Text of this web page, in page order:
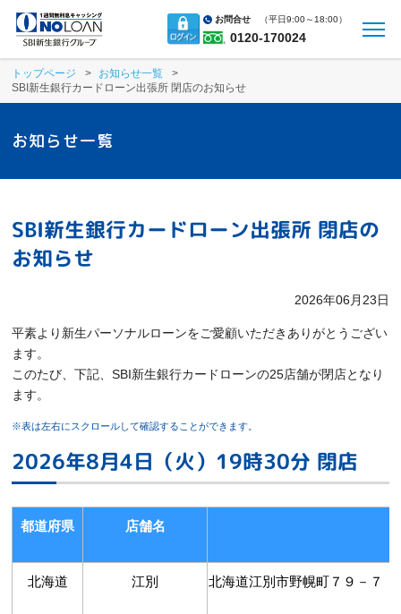
お問合せ （平日9:00～18:00）
0120-170024
トップページ
お知らせ一覧
SBI新生銀行カードローン出張所 閉店のお知らせ
お知らせ一覧
SBI新生銀行カードローン出張所 閉店の
お知らせ
2026年06月23日
平素より新生パーソナルローンをご愛顧いただきありがとうござい
ます。
このたび、下記、SBI新生銀行カードローンの25店舗が閉店となり
ます。
※表は左右にスクロールして確認することができます。
2026年8月4日（火）19時30分 閉店
都道府県 店舗名
北海道 江別 北海道江別市野幌町７９－７